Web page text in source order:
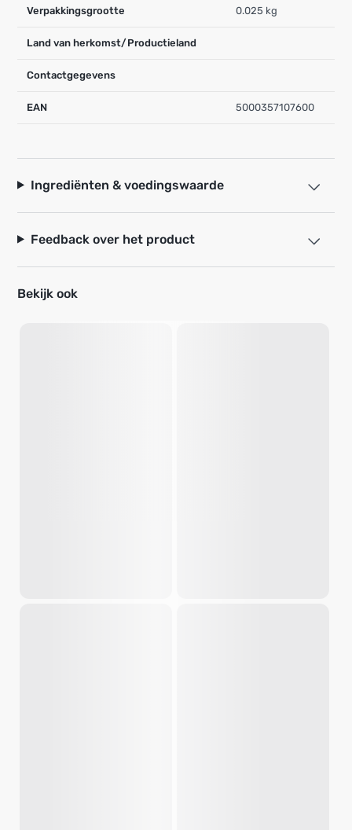
Verpakkingsgrootte 0.025 kg
Land van herkomst/Productieland
Contactgegevens
EAN 5000357107600
Ingrediënten & voedingswaarde
Feedback over het product
Bekijk ook